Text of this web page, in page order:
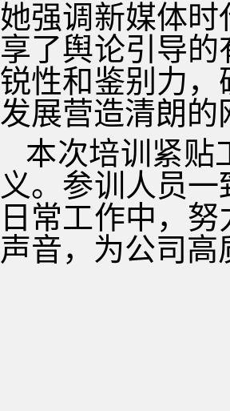
她强调新媒体
享了舆论引导
锐性和鉴别力
发展营造清朗
本次培训紧贴
义。参训人员
日常工作中，
声音，为公司